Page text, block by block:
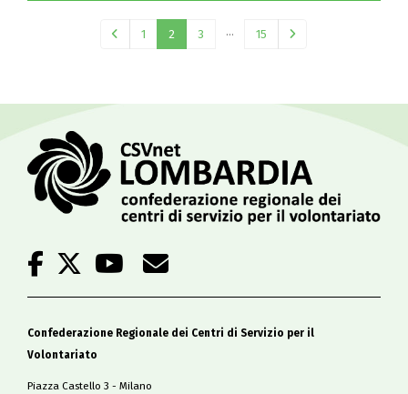
1 2 3 … 15
Confederazione Regionale dei Centri di Servizio per il
Volontariato
Piazza Castello 3 - Milano